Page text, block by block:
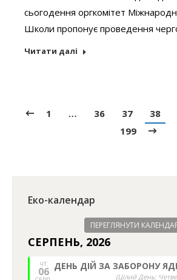
сьогодення оргкомітет
Школи пропонує проведення
Читати далі
1 … 36 37 38
199
Еко-календар
ПЕРЕГЛЯНУТИ
СЕРПЕНЬ, 2026
ЧТ.
06 ДЕНЬ ДІЙ ЗА ЗАБОРОНУ
(Цілий День: